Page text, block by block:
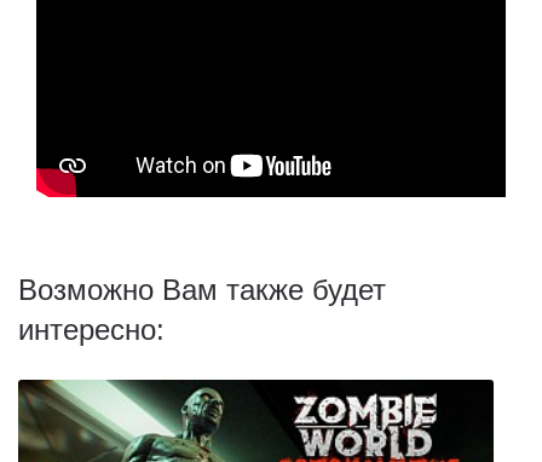
Возможно Вам также будет
интересно: